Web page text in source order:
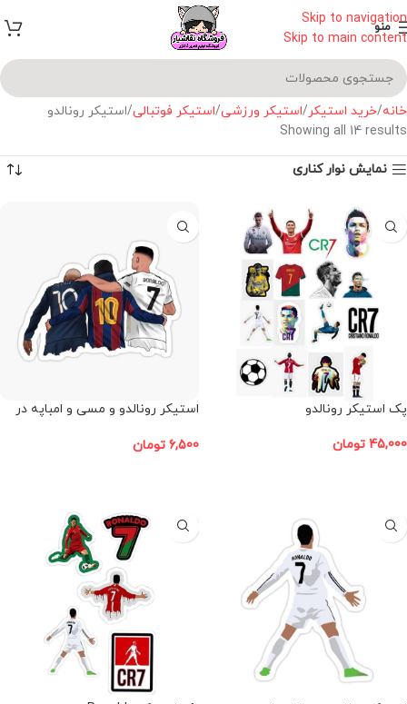
Skip to navigation
Skip to main content
منو
خانه خرید استیکر استیکر ورزشی استیکر فوتبالی استیکر رونالدو
Showing all 14 results
نمایش نوار کناری
پک استیکر رونالدو
45,000 تومان
استیکر رونالدو و مسی و امباپه در
6,500 تومان